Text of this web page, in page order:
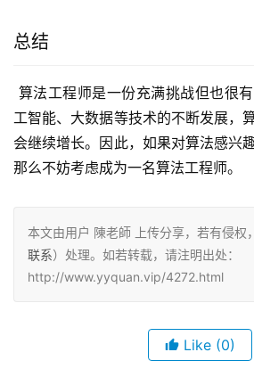
总结
工智能、大数据等技术的不断发展，
会继续增长。因此，如果对算法感兴
那么不妨考虑成为一名算法工程师。
本文由用户 陳老師 上传分享，若有侵权
联系）处理。如若转载，请注明出处：
http://www.yyquan.vip/4272.html
Like (0)